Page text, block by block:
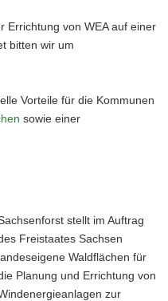
Errichtung von WEA auf einer
bitten wir um
Vorteile für die Kommunen
sowie einer
stellt im Auftrag
Freistaates Sachsen
Waldflächen für
Planung und Errichtung von
zur